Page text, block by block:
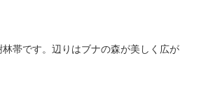
帯です。辺りはブナの森が美しく広が